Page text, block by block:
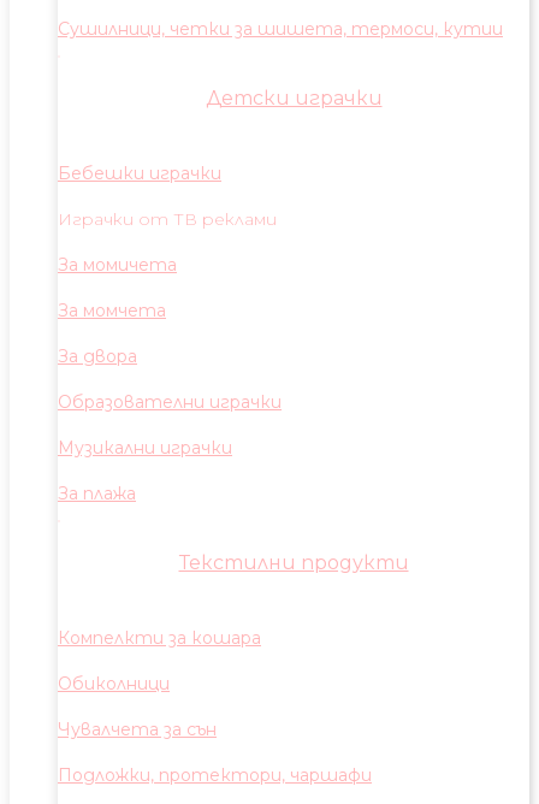
Сушилници, четки за шишета, термоси, кутии
Детски играчки
Бебешки играчки
Играчки от ТВ реклами
За момичета
За момчета
За двора
Образователни играчки
Музикални играчки
За плажа
Текстилни продукти
Компелкти за кошара
Обиколници
Чувалчета за сън
Подложки, протектори, чаршафи